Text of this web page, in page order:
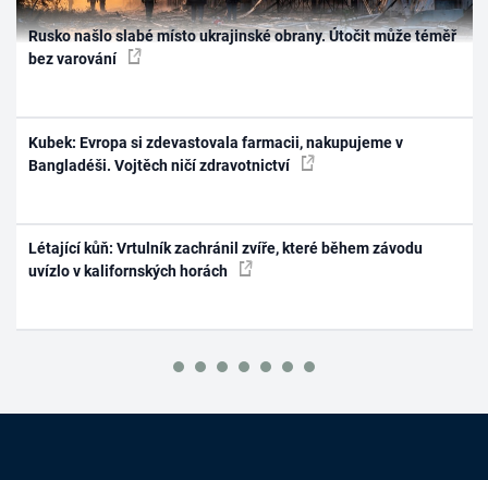
Rusko našlo slabé místo ukrajinské obrany. Útočit může téměř
bez varování
Kubek: Evropa si zdevastovala farmacii, nakupujeme v
Bangladéši. Vojtěch ničí zdravotnictví
Létající kůň: Vrtulník zachránil zvíře, které během závodu
uvízlo v kalifornských horách